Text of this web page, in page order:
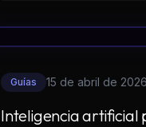
Guías 15 de abril de 2026
Inteligencia artificial